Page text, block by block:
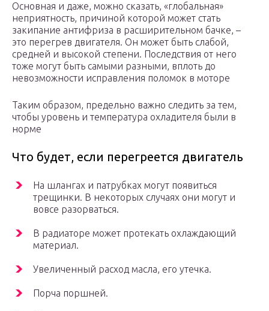
Основная и даже, можно сказать, «глобальная»
неприятность, причиной которой может стать
закипание антифриза в расширительном бачке, –
это перегрев двигателя. Он может быть слабой,
средней и высокой степени. Последствия от него
тоже могут быть самыми разными, вплоть до
невозможности исправления поломок в моторе
Таким образом, предельно важно следить за тем,
чтобы уровень и температура охладителя были в
норме
Что будет, если перегреется двигатель
На шлангах и патрубках могут появиться
трещинки. В некоторых случаях они могут и
вовсе разорваться.
В радиаторе может протекать охлаждающий
материал.
Увеличенный расход масла, его утечка.
Порча поршней.